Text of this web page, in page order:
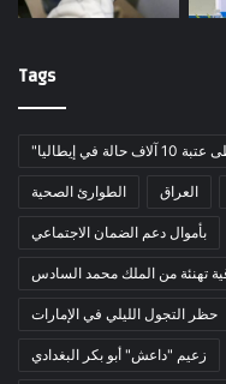
Tags
في إيطاليا
الطوارئ الصحية العراق
بأموال دعم الضمان الاجتماعي
تهنئة من الملك محمد السادس
حظر التجول الليلي في الإمارات
زعيم "داعش" أبو بكر البغدادي